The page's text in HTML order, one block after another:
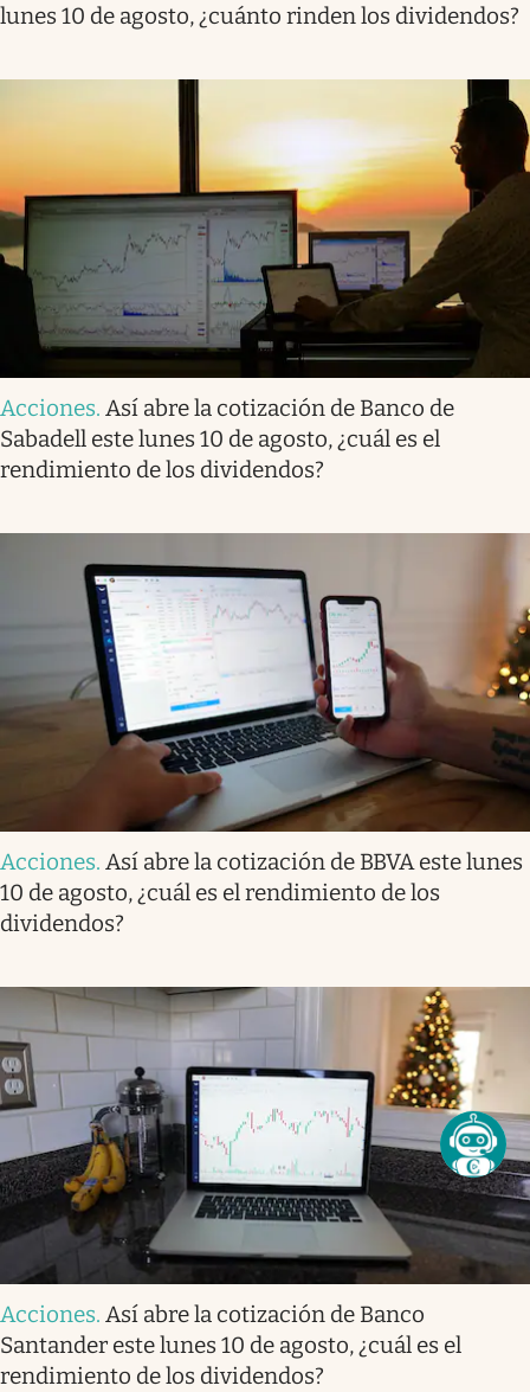
lunes 10 de agosto, ¿cuánto rinden los dividendos?
Acciones. Así abre la cotización de Banco de
Sabadell este lunes 10 de agosto, ¿cuál es el
rendimiento de los dividendos?
Acciones. Así abre la cotización de BBVA este lunes
10 de agosto, ¿cuál es el rendimiento de los
dividendos?
Acciones. Así abre la cotización de Banco
Santander este lunes 10 de agosto, ¿cuál es el
rendimiento de los dividendos?